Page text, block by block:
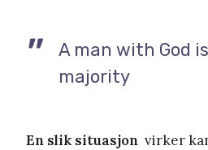
A man with God
majority
En slik situasjon virker